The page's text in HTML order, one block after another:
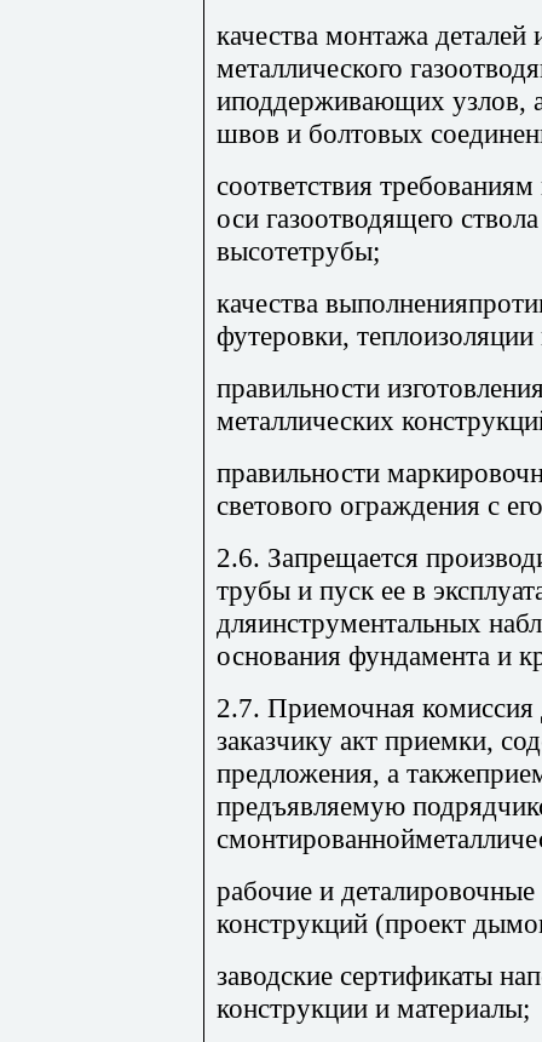
качества монтажа деталей
металлического
иподдерживающих узлов,
швов и болтовых
соответствия
оси газоотводящего
высотетрубы;
качества
футеровки,
правильности
металлических
правильности
светового ограждения с
2.6. Запрещается
трубы и пуск ее в
дляинструментальных
основания фундамента и
2.7. Приемочная комиссия
заказчику акт приемки,
предложения, а
предъявляемую
рабочие и
конструкций (проект
заводские сертификаты
конструкции и материалы;